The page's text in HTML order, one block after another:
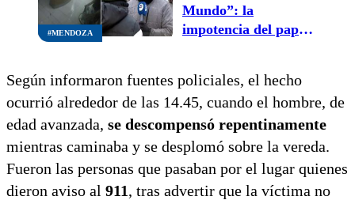
#MENDOZA
Mundo”: la
impotencia del papá
de Guaymallén
Según informaron fuentes policiales, el hecho
ocurrió alrededor de las 14.45, cuando el hombre, de
edad avanzada, se descompensó repentinamente
mientras caminaba y se desplomó sobre la vereda.
Fueron las personas que pasaban por el lugar quienes
dieron aviso al 911, tras advertir que la víctima no